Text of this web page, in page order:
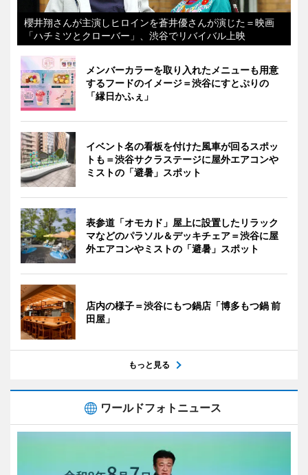
櫻井翔さんが主演しヒロインを蒼井優さんが演じた＝映画
「ハチミツとクローバー」、渋谷でリバイバル上映
メンバーカラーを取り入れたメニューも用意
するフードのイメージ＝渋谷にすとぷりの
「縁日かふぇ」
イベント名の看板を付けた風車が回るスポッ
トも＝渋谷サクラステージに屋外エアコンや
ミストの「避暑」スポット
表参道「オモカド」屋上に設置したリラック
マなどのパラソル＆デッキチェア＝渋谷に屋
外エアコンやミストの「避暑」スポット
店内の様子＝渋谷にもつ鍋店「博多もつ鍋 前
田屋」
もっと見る
ワールドフォトニュース